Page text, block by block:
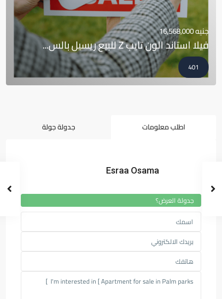
جنيه 16,568,000
فيلا استاند الون تايب Z للبيع ريسيل بالس...
401
اطلب معلومات جدولة جولة
Esraa Osama
جدولة العرض؟